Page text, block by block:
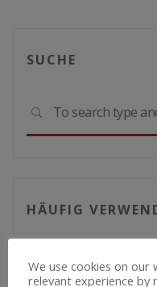
SUCHE
SEARCH
HÄUFIG
Aktuelles
We use cookies on
relevant experience by